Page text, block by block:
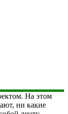
На этом
ни какие